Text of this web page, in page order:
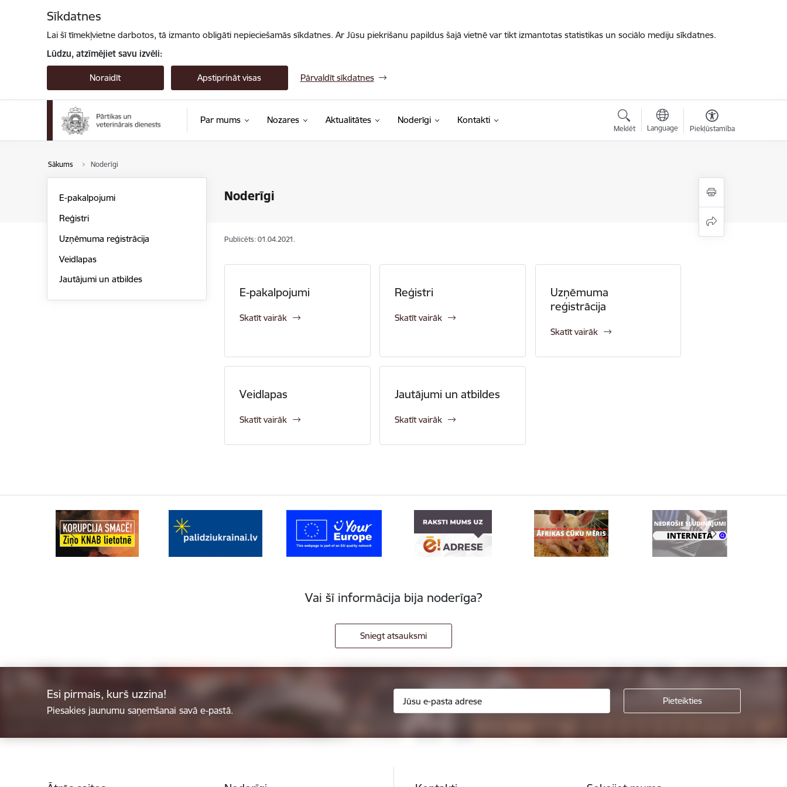
Sīkdatnes
Lai šī tīmekļvietne darbotos, tā izmanto obligāti nepieciešamās sīkdatnes. Ar Jūsu piekrišanu papildus šajā vietnē var tikt izmantotas statistikas un sociālo mediju sīkdatnes.
Lūdzu, atzīmējiet savu izvēli:
Noraidīt Apstiprināt visas Pārvaldīt sīkdatnes
Par mums Nozares Aktualitātes Noderīgi Kontakti
Meklēt Language Piekļūstamība
Sākums Noderīgi
Noderīgi
E-pakalpojumi
Reģistri
Uzņēmuma reģistrācija
Veidlapas
Jautājumi un atbildes
Publicēts: 01.04.2021.
E-pakalpojumi
Skatīt vairāk
Reģistri
Skatīt vairāk
Uzņēmuma
reģistrācija
Skatīt vairāk
Veidlapas
Skatīt vairāk
Jautājumi un atbildes
Skatīt vairāk
Vai šī informācija bija noderīga?
Sniegt atsauksmi
Esi pirmais, kurš uzzina!
Piesakies jaunumu saņemšanai savā e-pastā.